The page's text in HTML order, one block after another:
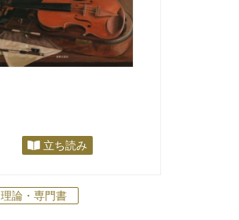
立ち読み
理論・専門書